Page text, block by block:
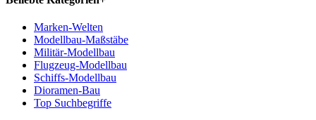
Marken-Welten
Modellbau-Maßstäbe
Militär-Modellbau
Flugzeug-Modellbau
Schiffs-Modellbau
Dioramen-Bau
Top Suchbegriffe